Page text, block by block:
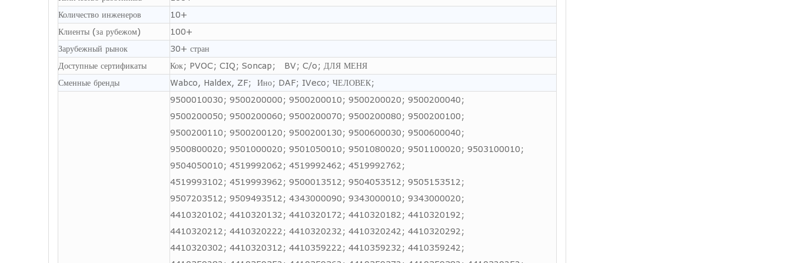
Количество инженеров
10+
Клиенты (за рубежом)
100+
Зарубежный рынок
30+ стран
Доступные сертификаты
Кок; PVOC; CIQ; Soncap; BV; C/o; ДЛЯ МЕНЯ
Сменные бренды
Wabco, Haldex, ZF; Ино; DAF; IVeco; ЧЕЛОВЕК;
9500010030; 9500200000; 9500200010; 9500200020; 9500200040;
9500200050; 9500200060; 9500200070; 9500200080; 9500200100;
9500200110; 9500200120; 9500200130; 9500600030; 9500600040;
9500800020; 9501000020; 9501050010; 9501080020; 9501100020; 9503100010;
9504050010; 4519992062; 4519992462; 4519992762;
4519993102; 4519993962; 9500013512; 9504053512; 9505153512;
9507203512; 9509493512; 4343000090; 9343000010; 9343000020;
4410320102; 4410320132; 4410320172; 4410320182; 4410320192;
4410320212; 4410320222; 4410320232; 4410320242; 4410320292;
4410320302; 4410320312; 4410359222; 4410359232; 4410359242;